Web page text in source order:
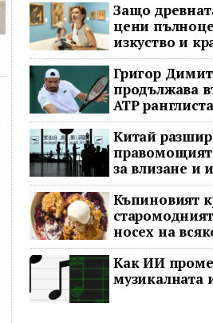
Защо
цени
изкуство и
Григор
продължава
ATP
Китай
за влизане и
всеобхватни
Къпиновият
носех на
Как ИИ
музикалната